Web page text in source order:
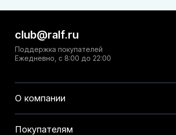
О компании
Покупателям
club@ralf.ru
Поддержка покупателей
Ежедневно, с 8:00 до 22:00